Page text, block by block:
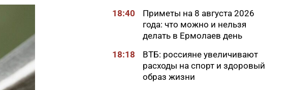
18:40
Приметы на 8 августа 2026
года: что можно и нельзя
делать в Ермолаев день
18:18
ВТБ: россияне увеличивают
расходы на спорт и здоровый
образ жизни